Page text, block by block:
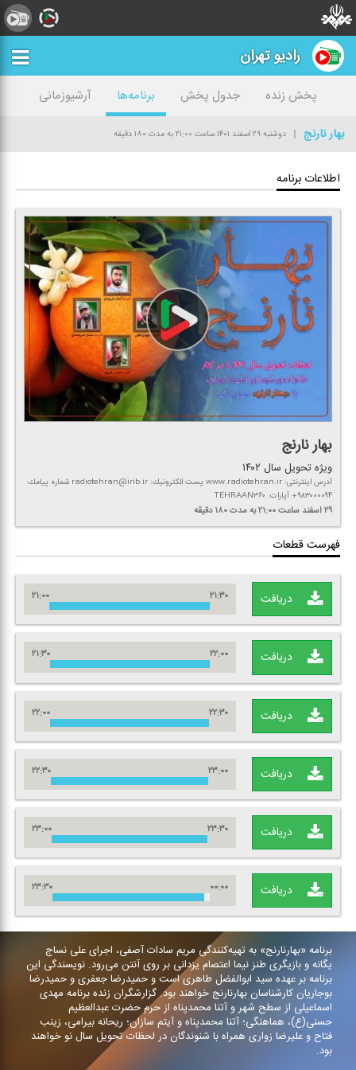
رادیو تهران
پخش زنده جدول پخش برنامه‌ها
آرشیوزمانی
بهار نارنج
دوشنبه ۲۹ اسفند ۱۴۰۱ ساعت ۲۱:۰۰ به مدت ۱۸۰ دقیقه
اطلاعات برنامه
بهار نارنج
ویژه تحویل سال ۱۴۰۲
آدرس اینترنتی: www.radiotehran.ir پست الكترونیك: radiotehran@irib.ir شماره پیامك:
۹۸۳۰۰۰۰۹۴+ آپارات: TEHRAAN۳۶۰
۲۹ اسفند ساعت ۲۱:۰۰ به مدت ۱۸۰ دقیقه
فهرست قطعات
دریافت ۲۱:۰۰ ۲۱:۳۰
دریافت ۲۱:۳۰ ۲۲:۰۰
دریافت ۲۲:۰۰ ۲۲:۳۰
دریافت ۲۲:۳۰ ۲۳:۰۰
دریافت ۲۳:۰۰ ۲۳:۳۰
دریافت ۲۳:۳۰ ۰۰:۰۰
برنامه «بهارنارنج» به تهیه‌كنندگی مریم سادات آصفی، اجرای علی نساج
یگانه و بازیگری طنز نیما اعتصام یزدانی بر روی آنتن می‌رود. نویسندگی این
برنامه بر عهده سید ابوالفضل طاهری است و حمیدرضا جعفری و حمیدرضا
بوجاریان كارشناسان بهارنارنج خواهند بود. گزارشگران زنده برنامه مهدی
اسماعیلی از سطح شهر و آتنا محمدپناه از حرم حضرت عبدالعظیم
حسنی(ع)، هماهنگی؛ آتنا محمدپناه و آیتم سازان؛ ریحانه بیرامی، زینب
فتاح و علیرضا زواری همراه با شنوندگان در لحظات تحویل سال نو خواهند
بود.